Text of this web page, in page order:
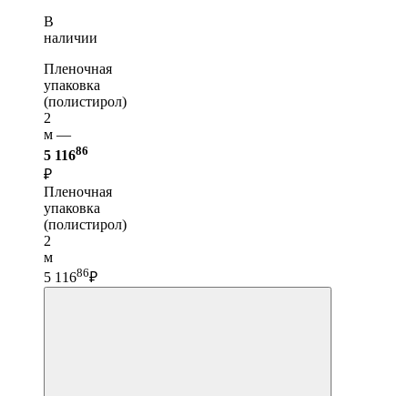
В
наличии
Пленочная
упаковка
(полистирол)
2
м —
5 11686
₽
Пленочная
упаковка
(полистирол)
2
м
5 11686₽